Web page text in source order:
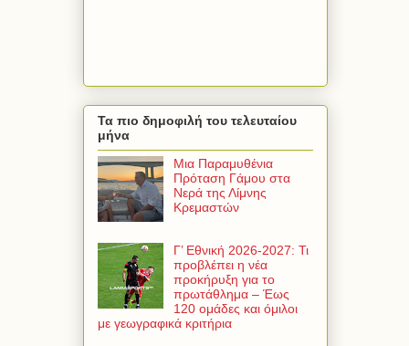
Τα πιο δημοφιλή του τελευταίου
μήνα
Μια Παραμυθένια
Πρόταση Γάμου στα
Νερά της Λίμνης
Κρεμαστών
Γ’ Εθνική 2026-2027: Τι
προβλέπει η νέα
προκήρυξη για το
πρωτάθλημα – Έως
120 ομάδες και όμιλοι
με γεωγραφικά κριτήρια